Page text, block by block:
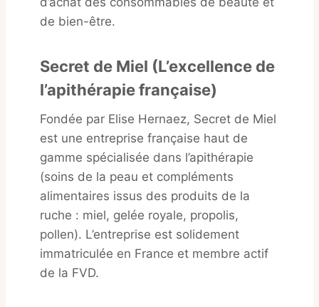
de bien-être.
Secret de Miel (L’excellence de
l’apithérapie française)
Fondée par Elise Hernaez, Secret de Miel
est une entreprise française haut de
gamme spécialisée dans l’apithérapie
(soins de la peau et compléments
alimentaires issus des produits de la
ruche : miel, gelée royale, propolis,
pollen). L’entreprise est solidement
immatriculée en France et membre actif
de la FVD.